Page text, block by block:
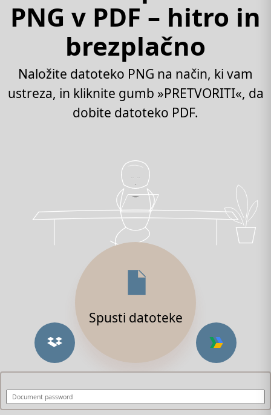
PNG v PDF – hitro in
brezplačno
Naložite datoteko PNG na način, ki vam
ustreza, in kliknite gumb »PRETVORITI«, da
dobite datoteko PDF.
Spusti datoteke